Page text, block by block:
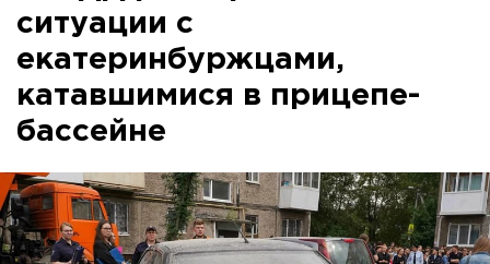
ситуации с
екатеринбуржцами,
катавшимися в прицепе-
бассейне